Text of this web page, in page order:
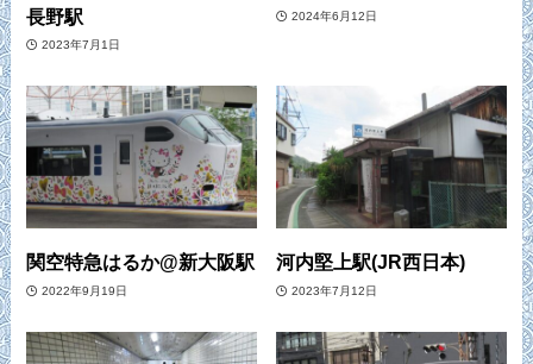
長野駅
2023年7月1日
2024年6月12日
関空特急はるか@新大阪駅
2022年9月19日
河内堅上駅(JR西日本)
2023年7月12日